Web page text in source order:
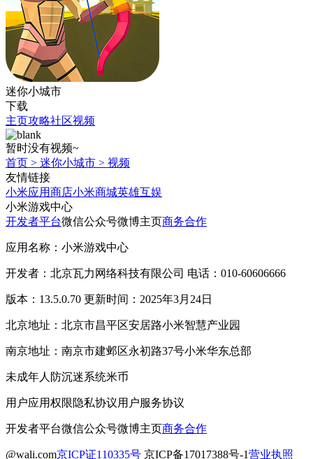
迷你小城市
下载
主页攻略社区视频
暂时没有视频~
首页 > 迷你小城市 > 视频
友情链接
小米应用商店小米商城英雄互娱
小米游戏中心
开发者平台微信公众号微博主页商务合作
应用名称：小米游戏中心
开发者：北京瓦力网络科技有限公司 电话：010-60606666
版本：13.5.0.70 更新时间：2025年3月24日
北京地址：北京市昌平区安居路小米智慧产业园
南京地址：南京市建邺区永初路37号小米华东总部
未成年人防沉迷系统米币
用户应用权限隐私协议用户服务协议
开发者平台微信公众号微博主页商务合作
@wali.com京ICP证110335号 京ICP备17017388号-1营业执照